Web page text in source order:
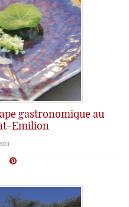
gastronomique au
Emilion